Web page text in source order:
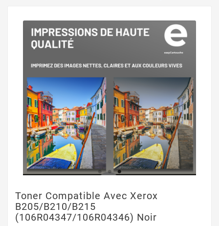
Toner Compatible Avec Xerox
B205/B210/B215
(106R04347/106R04346) Noir